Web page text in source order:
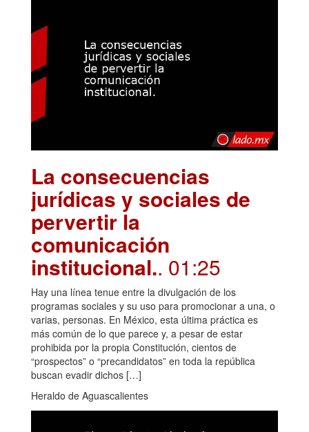
La consecuencias
jurídicas y sociales de
pervertir la
comunicación
institucional.. 01:25
Hay una línea tenue entre la divulgación de los
programas sociales y su uso para promocionar a una, o
varias, personas. En México, esta última práctica es
más común de lo que parece y, a pesar de estar
prohibida por la propia Constitución, cientos de
“prospectos” o “precandidatos” en toda la república
buscan evadir dichos […]
Heraldo de Aguascalientes